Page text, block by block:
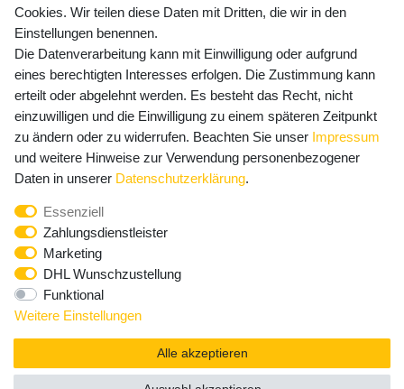
Newsletter Anmeldung - Keine Angebote
mehr verpassen!
E-MAIL **
Newsletter
Honig
Hiermit bestätige ich, dass ich dieDaten­schutz­erklärung
widerrufen.**
Abonnieren
** Hierbei handelt es sich um ein Pflichtfeld.
Cookies. Wir teilen diese Daten mit Dritten, die wir in den
Einstellungen benennen.
Die Datenverarbeitung kann mit Einwilligung oder aufgrund
eines berechtigten Interesses erfolgen. Die Zustimmung kann
erteilt oder abgelehnt werden. Es besteht das Recht, nicht
einzuwilligen und die Einwilligung zu einem späteren Zeitpunkt
zu ändern oder zu widerrufen. Beachten Sie unser Impressum
und weitere Hinweise zur Verwendung personenbezogener
Daten in unserer Daten­schutz­erklärung.
Essenziell
Zahlungsdienstleister
Marketing
DHL Wunschzustellung
Funktional
Weitere Einstellungen
Alle akzeptieren